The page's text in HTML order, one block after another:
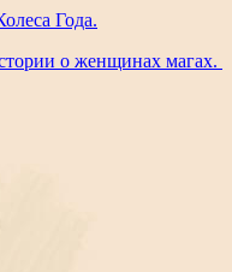
Года.
о женщинах магах.